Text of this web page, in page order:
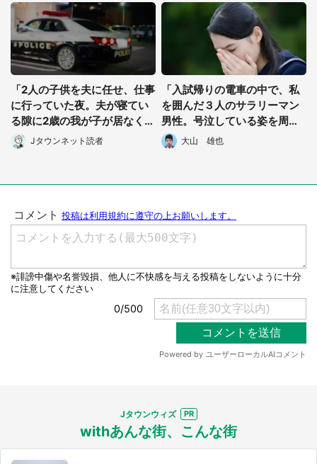
都道府選択
選択する
「2人の子供を夫に任せ、仕事
に行っていた夜。夫が寝てい
る隙に2歳の我が子が居なくな
り...」（北海道・40代女性）
Jタウンネット読者
「入試帰りの電車の中で、私
を囲んだ３人のサラリーマン
男性。号泣している姿を周り
から隠すように立ち...」（東
京都・２０代女性）
大山 雄也
Jタウンウィズ
withあんな街、こんな街